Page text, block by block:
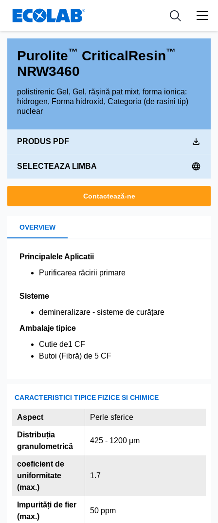
Resources
Applications
Medical Devices and Diagnostics
News & Events
Tools
Purolite™ CriticalResin™
NRW3460
polistirenic Gel, Gel, rășină pat mixt, forma ionica:
hidrogen, Forma hidroxid, Categoria (de rasini tip)
nuclear
PRODUS PDF
SELECTEAZA LIMBA
Contactează-ne
OVERVIEW
Principalele Aplicatii
Purificarea răcirii primare
Sisteme
demineralizare - sisteme de curățare
Ambalaje tipice
Cutie de1 CF
Butoi (Fibră) de 5 CF
CARACTERISTICI TIPICE FIZICE SI CHIMICE
Perle sferice
425 - 1200 µm
1.7
50 ppm
Aspect
Distribuția
granulometrică
coeficient de
uniformitate
(max.)
Impurități de fier
(max.)